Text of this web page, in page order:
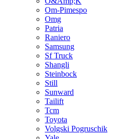
Om-Pimespo
Omg
Patria
Raniero
Samsung
Sf Truck
Shangli
Steinbock
Still
Sunward
Tailift
Tcm
Toyota
Volgski Pogruschik